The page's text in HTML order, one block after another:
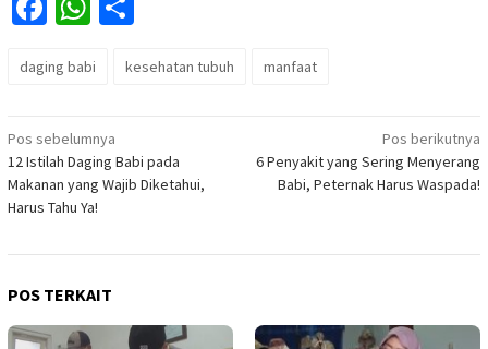
daging babi kesehatan tubuh manfaat
Navigasi
pos
Pos sebelumnya
12 Istilah Daging Babi pada
Makanan yang Wajib Diketahui,
Harus Tahu Ya!
Pos berikutnya
6 Penyakit yang Sering Menyerang
Babi, Peternak Harus Waspada!
POS TERKAIT